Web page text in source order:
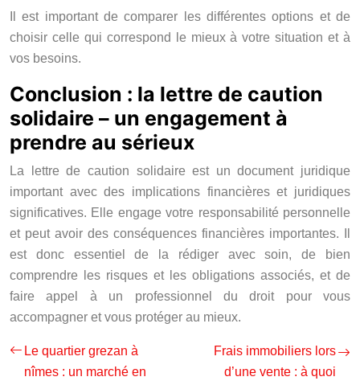
Il est important de comparer les différentes options et de
choisir celle qui correspond le mieux à votre situation et à
vos besoins.
Conclusion : la lettre de caution
solidaire – un engagement à
prendre au sérieux
La lettre de caution solidaire est un document juridique
important avec des implications financières et juridiques
significatives. Elle engage votre responsabilité personnelle
et peut avoir des conséquences financières importantes. Il
est donc essentiel de la rédiger avec soin, de bien
comprendre les risques et les obligations associés, et de
faire appel à un professionnel du droit pour vous
accompagner et vous protéger au mieux.
Le quartier grezan à
nîmes : un marché en
Frais immobiliers lors
d’une vente : à quoi